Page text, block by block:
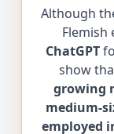
Although
Flemish
ChatGPT
show
growing
medium-
employed